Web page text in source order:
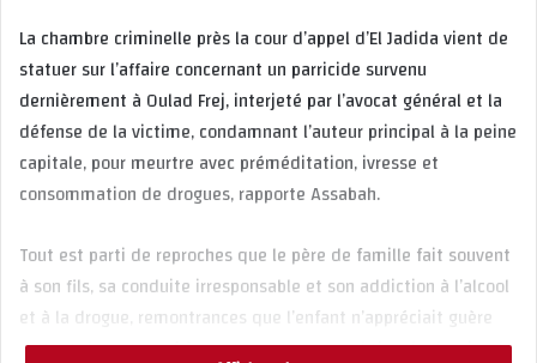
La chambre criminelle près la cour d’appel d’El Jadida vient de
statuer sur l’affaire concernant un parricide survenu
dernièrement à Oulad Frej, interjeté par l’avocat général et la
défense de la victime, condamnant l’auteur principal à la peine
capitale, pour meurtre avec préméditation, ivresse et
consommation de drogues, rapporte Assabah.
Tout est parti de reproches que le père de famille fait souvent
à son fils, sa conduite irresponsable et son addiction à l’alcool
et à la drogue, remontrances que l’enfant n’appréciait guère
surtout devant ses frères et sœurs, apprend t’on du dossier de